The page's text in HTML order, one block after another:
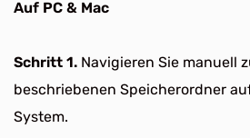
Auf PC & Mac
Schritt 1. Navigieren Sie manuell
beschriebenen Speicherordner
System.